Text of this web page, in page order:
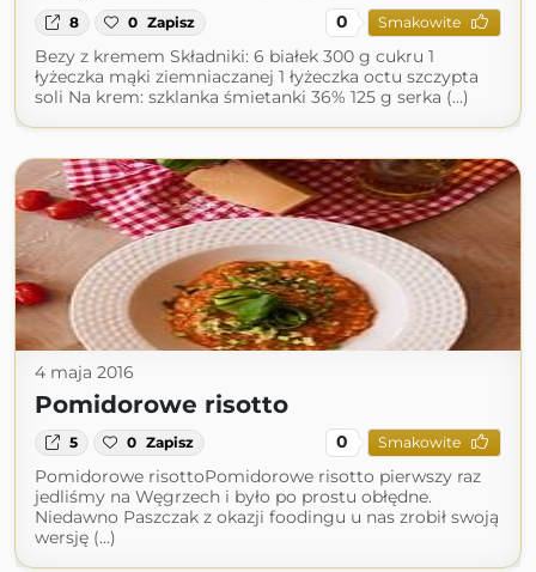
8 0 Zapisz 0 Smakowite
Bezy z kremem Składniki: 6 białek 300 g cukru 1
łyżeczka mąki ziemniaczanej 1 łyżeczka octu szczypta
soli Na krem: szklanka śmietanki 36% 125 g serka (...)
4 maja 2016
Pomidorowe risotto
5 0 Zapisz 0 Smakowite
Pomidorowe risottoPomidorowe risotto pierwszy raz
jedliśmy na Węgrzech i było po prostu obłędne.
Niedawno Paszczak z okazji foodingu u nas zrobił swoją
wersję (...)